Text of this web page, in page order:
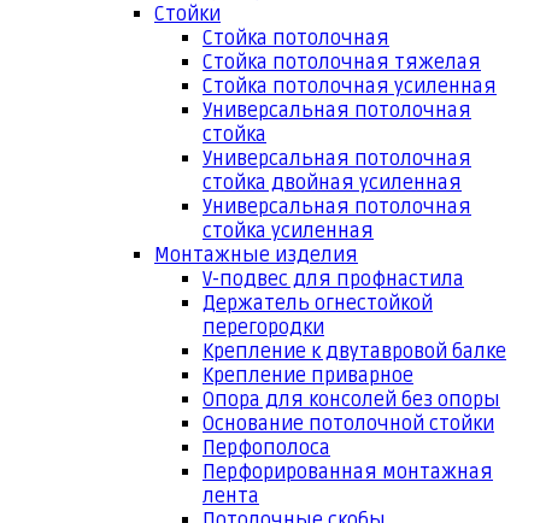
Стойки
Стойка потолочная
Стойка потолочная тяжелая
Стойка потолочная усиленная
Универсальная потолочная
стойка
Универсальная потолочная
стойка двойная усиленная
Универсальная потолочная
стойка усиленная
Монтажные изделия
V-подвес для профнастила
Держатель огнестойкой
перегородки
Крепление к двутавровой балке
Крепление приварное
Опора для консолей без опоры
Основание потолочной стойки
Перфополоса
Перфорированная монтажная
лента